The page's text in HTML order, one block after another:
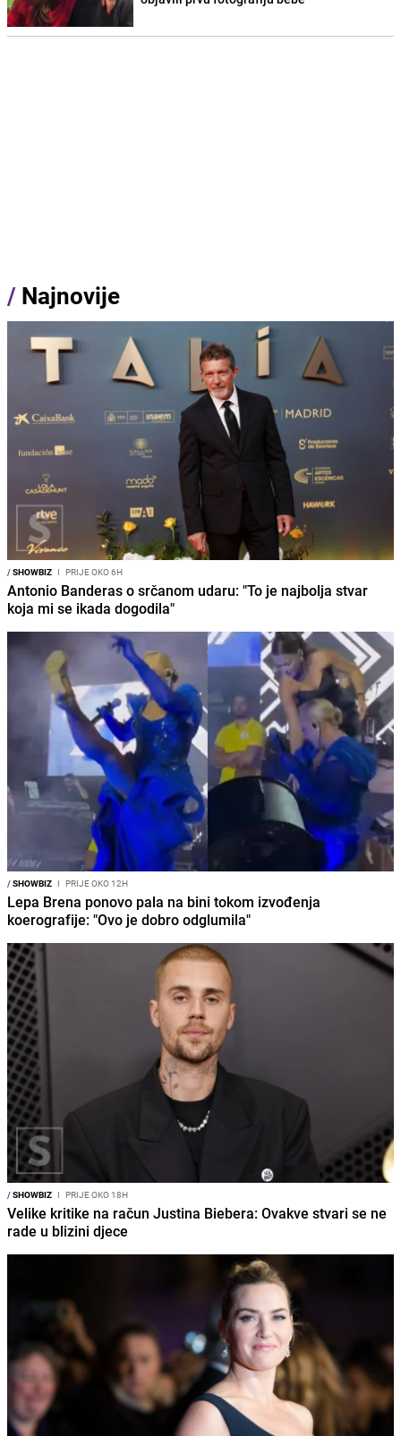
/ Najnovije
/SHOWBIZ I PRIJE OKO 6H
Antonio Banderas o srčanom udaru: "To je najbolja stvar
koja mi se ikada dogodila"
/SHOWBIZ I PRIJE OKO 12H
Lepa Brena ponovo pala na bini tokom izvođenja
koerografije: "Ovo je dobro odglumila"
/SHOWBIZ I PRIJE OKO 18H
Velike kritike na račun Justina Biebera: Ovakve stvari se ne
rade u blizini djece